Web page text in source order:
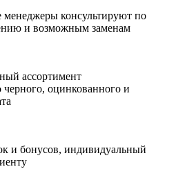
консультируют по
и возможным заменам
ассортимент
оцинкованного и
и бонусов, индивидуальный